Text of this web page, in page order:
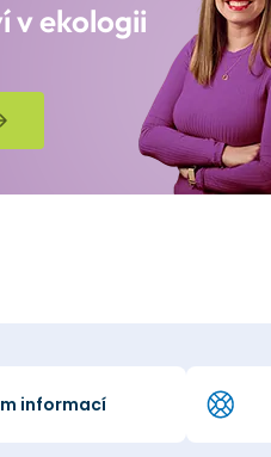
v ekologii
informací